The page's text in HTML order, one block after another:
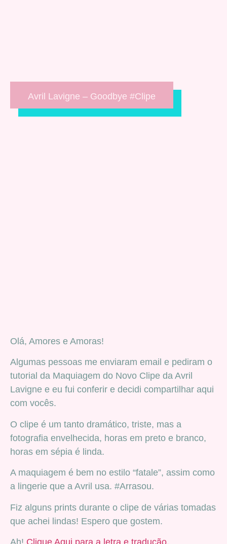
Avril Lavigne – Goodbye #Clipe
Olá, Amores e Amoras!
Algumas pessoas me enviaram email e pediram o
tutorial da Maquiagem do Novo Clipe da Avril
Lavigne e eu fui conferir e decidi compartilhar aqui
com vocês.
O clipe é um tanto dramático, triste, mas a
fotografia envelhecida, horas em preto e branco,
horas em sépia é linda.
A maquiagem é bem no estilo “fatale”, assim como
a lingerie que a Avril usa. #Arrasou.
Fiz alguns prints durante o clipe de várias tomadas
que achei lindas! Espero que gostem.
Ah! Clique Aqui para a letra e tradução.